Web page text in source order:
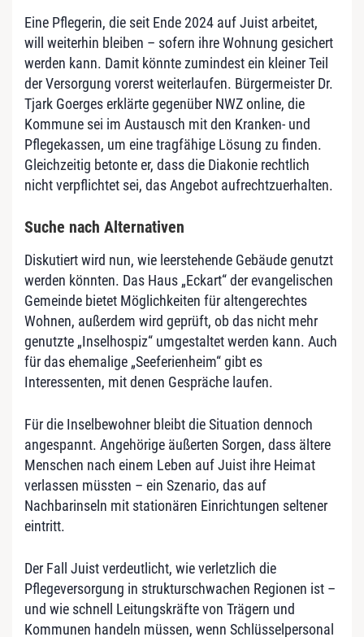
Eine Pflegerin, die seit Ende 2024 auf Juist arbeitet,
will weiterhin bleiben – sofern ihre Wohnung gesichert
werden kann. Damit könnte zumindest ein kleiner Teil
der Versorgung vorerst weiterlaufen. Bürgermeister Dr.
Tjark Goerges erklärte gegenüber NWZ online, die
Kommune sei im Austausch mit den Kranken- und
Pflegekassen, um eine tragfähige Lösung zu finden.
Gleichzeitig betonte er, dass die Diakonie rechtlich
nicht verpflichtet sei, das Angebot aufrechtzuerhalten.
Suche nach Alternativen
Diskutiert wird nun, wie leerstehende Gebäude genutzt
werden könnten. Das Haus „Eckart“ der evangelischen
Gemeinde bietet Möglichkeiten für altengerechtes
Wohnen, außerdem wird geprüft, ob das nicht mehr
genutzte „Inselhospiz“ umgestaltet werden kann. Auch
für das ehemalige „Seeferienheim“ gibt es
Interessenten, mit denen Gespräche laufen.
Für die Inselbewohner bleibt die Situation dennoch
angespannt. Angehörige äußerten Sorgen, dass ältere
Menschen nach einem Leben auf Juist ihre Heimat
verlassen müssten – ein Szenario, das auf
Nachbarinseln mit stationären Einrichtungen seltener
eintritt.
Der Fall Juist verdeutlicht, wie verletzlich die
Pflegeversorgung in strukturschwachen Regionen ist –
und wie schnell Leitungskräfte von Trägern und
Kommunen handeln müssen, wenn Schlüsselpersonal